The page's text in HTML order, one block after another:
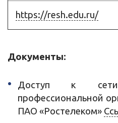
https://resh.edu.ru/
Документы:
Доступ к
профессиональной
ПАО «Ростелеком»